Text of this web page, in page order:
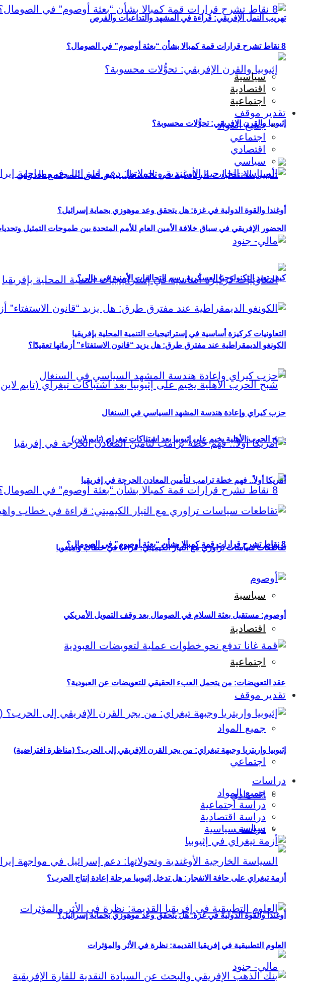
تهريب النمل الإفريقي: قراءة في المشهد والتداعيات والفرص
إثيوبيا والقرن الإفريقي: تحوُّلات محسوبة؟
الحضور الإفريقي في سباق خلافة الأمين العام للأمم المتحدة بين طموحات التمثيل
التعاونيات كركيزة أساسية في إستراتيجيات التنمية المحلية بإفريقيا
شبح الحرب الأهلية يخيم على إثيوبيا بعد اشتباكات تيغراي (تايم لاين)
8 نقاط تشرح قرارات قمة كمبالا بشأن “بعثة أوصوم” في الصومال؟
سياسية
اقتصادية
اجتماعية
تقدير موقف
جميع المواد
اجتماعي
اقتصادي
سياسي
أوغندا والقوة الدولية في غزة: هل يتحقق وعد موهوزي بحماية إسرائيل؟
8 نقاط تشرح قرارات قمة كمبالا بشأن “بعثة أوصوم” في الصومال؟
سياسية
اقتصادية
اجتماعية
تقدير موقف
جميع المواد
اجتماعي
اقتصادي
سياسي
أوغندا والقوة الدولية في غزة: هل يتحقق وعد موهوزي بحماية إسرائيل؟
كيف تعيد التكنولوجيا العسكرية رسم التحالفات الأمنية في مالي؟
الكونغو الديمقراطية عند مفترق طرق: هل يزيد “قانون الاستفتاء” أزماتها تعقيدًا؟
حزب كيراي وإعادة هندسة المشهد السياسي في السنغال
أمريكا أولاً.. فهم خطة ترامب لتأمين المعادن الحرجة في إفريقيا
تقاطعات سياسات تراوري مع التيار الكيميتي: قراءة في خطاب واهيغويا
أوصوم: مستقبل بعثة السلام في الصومال بعد وقف التمويل الأمريكي
عقد التعويضات: من يتحمل العبء الحقيقي للتعويضات عن العبودية؟
إثيوبيا وإريتريا وجبهة تيغراي: من يجر القرن الإفريقي إلى الحرب؟ (مناظرة افتراضية)
دراسات
جميع المواد
دراسة اجتماعية
دراسة اقتصادية
دراسة سياسية
أزمة تيغراي على حافة الانفجار: هل تدخل إثيوبيا مرحلة إعادة إنتاج الحرب؟
العلوم التطبيقية في إفريقيا القديمة: نظرة في الأثر والمؤثرات